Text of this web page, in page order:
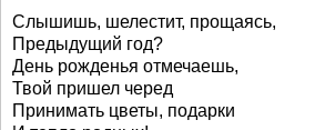
Слышишь, шелестит, прощаясь,
Предыдущий год?
День рожденья отмечаешь,
Твой пришел черед
Принимать цветы, подарки